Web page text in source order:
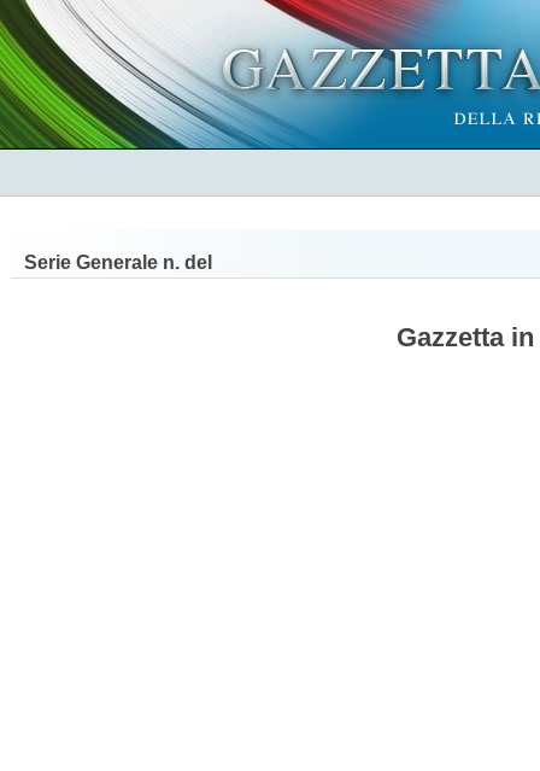
Serie Generale n. del
Gazzetta